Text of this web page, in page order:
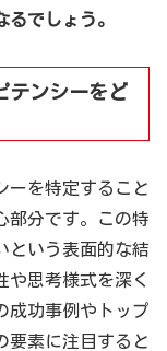
でしょう。
テンシーをど
ーを特定すること
部分です。この特
という表面的な結
や思考様式を深く
成功事例やトップ
要素に注目すると